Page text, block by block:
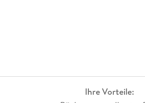
Ihre Vorteile: